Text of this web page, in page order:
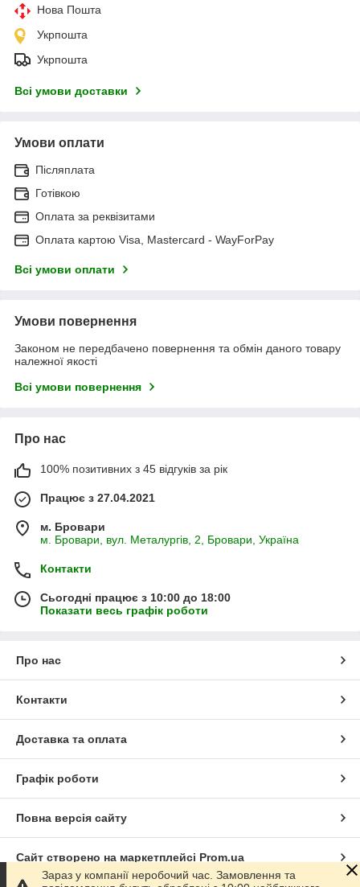
Нова Пошта
Укрпошта
Укрпошта
Всі умови доставки
Умови оплати
Післяплата
Готівкою
Оплата за реквізитами
Оплата картою Visa, Mastercard - WayForPay
Всі умови оплати
Умови повернення
Законом не передбачено повернення та обмін даного товару
належної якості
Всі умови повернення
Про нас
100% позитивних з 45 відгуків за рік
Працює з 27.04.2021
м. Бровари
м. Бровари, вул. Металургів, 2, Бровари, Україна
Контакти
Сьогодні працює з 10:00 до 18:00
Показати весь графік роботи
Про нас
Контакти
Доставка та оплата
Графік роботи
Повна версія сайту
Сайт створено на маркетплейсі Prom.ua
Зараз у компанії неробочий час. Замовлення та